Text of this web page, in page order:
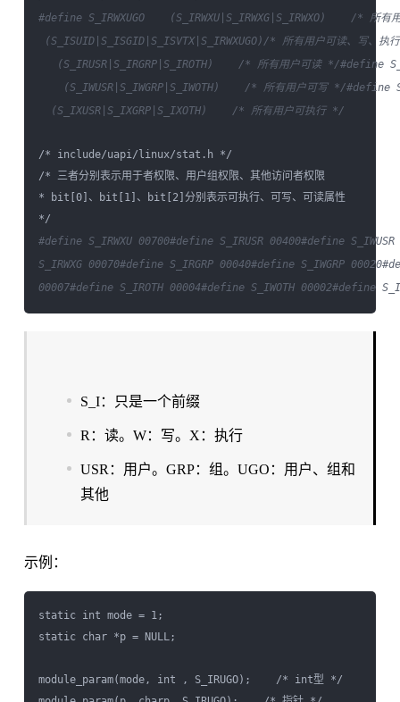
#define S_IRWXUGO    (S_IRWXU|S_IRWXG|S_IRWXO)    /* 所有
(S_ISUID|S_ISGID|S_ISVTX|S_IRWXUGO)/* 所有用户可读、写、执
(S_IRUSR|S_IRGRP|S_IROTH)    /* 所有用户可读 */#define
(S_IWUSR|S_IWGRP|S_IWOTH)    /* 所有用户可写 */
(S_IXUSR|S_IXGRP|S_IXOTH)    /* 所有用户可执行 */
/* include/uapi/linux/stat.h */
/* 三者分别表示用于者权限、用户组权限、其他访问者权限
* bit[0]、bit[1]、bit[2]分别表示可执行、可写、可读属性
#define S_IRWXU 00700#define S_IRUSR 00400#define S_IWUSR
S_IRWXG 00070#define S_IRGRP 00040#define S_IWGRP 00020
00007#define S_IROTH 00004#define S_IWOTH 00002#define
S_I：只是一个前缀
R：读。W：写。X：执行
USR：用户。GRP：组。UGO：用户、组和
其他
示例：
static int mode = 1;
static char *p = NULL;
module_param(mode, int , S_IRUGO);    /* int型 */